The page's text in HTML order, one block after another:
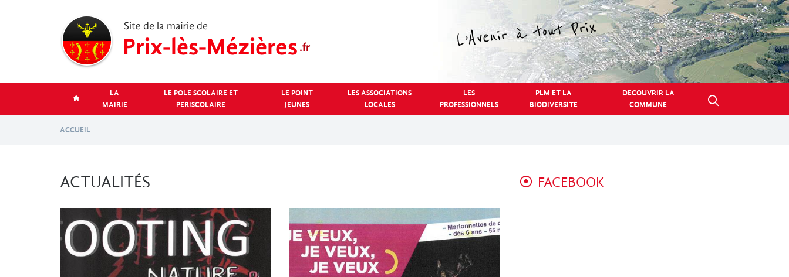
LA
MAIRIE
LE POLE SCOLAIRE ET
PERISCOLAIRE
LE POINT
JEUNES
LES ASSOCIATIONS
LOCALES
LES
PROFESSIONNELS
PLM ET LA
BIODIVERSITE
DECOUVRIR LA
COMMUNE
ACCUEIL
ACTUALITÉS FACEBOOK